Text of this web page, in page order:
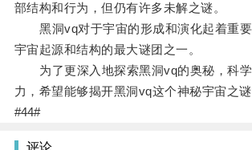
部结构和行为，但仍有许多未解之谜。
黑洞vq对于宇宙的形成和演化起着重要
宇宙起源和结构的最大谜团之一。
为了更深入地探索黑洞vq的奥秘，科学
力，希望能够揭开黑洞vq这个神秘宇宙之谜
#44#